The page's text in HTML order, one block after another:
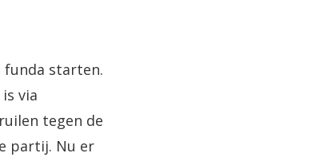
funda starten.
via
tegen de
partij. Nu er